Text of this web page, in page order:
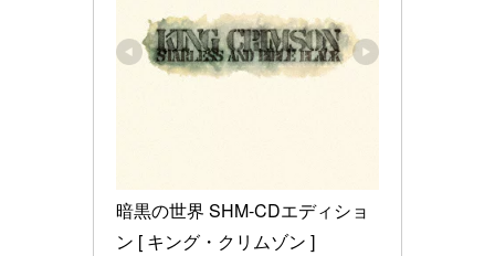
暗黒の世界 SHM-CDエディショ
ン [ キング・クリムゾン ]